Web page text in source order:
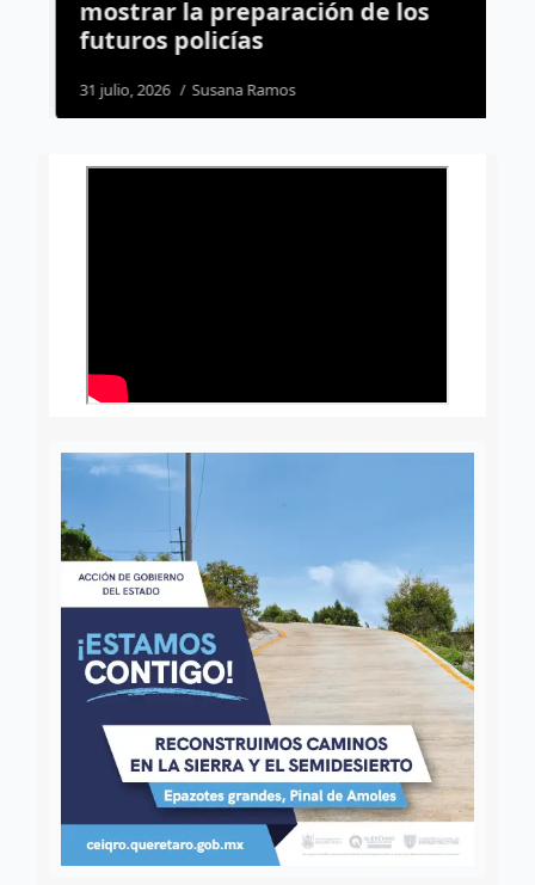
mostrar la preparación de los
futuros policías
31 julio, 2026 Susana Ramos